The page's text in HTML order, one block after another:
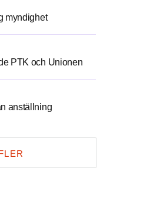
myndighet
PTK och Unionen
anställning